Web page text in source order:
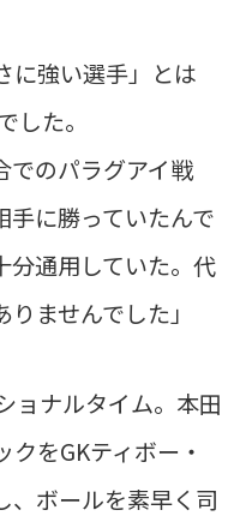
に強い選手」とは
した。
でのパラグアイ戦
手に勝っていたんで
分通用していた。代
ませんでした」
ョナルタイム。本田
をGKティボー・
、ボールを素早く司